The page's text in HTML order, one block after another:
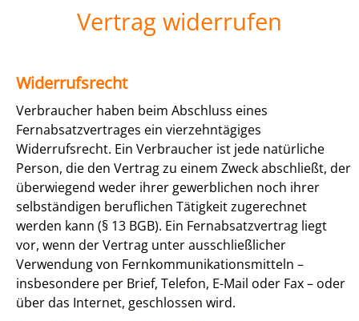
Vertrag widerrufen
Widerrufsrecht
Verbraucher haben beim Abschluss eines
Fernabsatzvertrages ein vierzehntägiges
Widerrufsrecht. Ein Verbraucher ist jede natürliche
Person, die den Vertrag zu einem Zweck abschließt, der
überwiegend weder ihrer gewerblichen noch ihrer
selbständigen beruflichen Tätigkeit zugerechnet
werden kann (§ 13 BGB). Ein Fernabsatzvertrag liegt
vor, wenn der Vertrag unter ausschließlicher
Verwendung von Fernkommunikationsmitteln –
insbesondere per Brief, Telefon, E-Mail oder Fax – oder
über das Internet, geschlossen wird.